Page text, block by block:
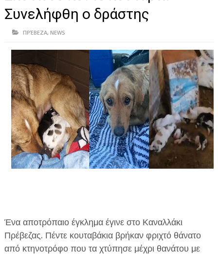
ΠΡΕΒΕΖΑ
ΘΕΣΠΡΩΤΙΑ
ΙΟΝΙΑ ΝΗΣΙΑ
ΚΑΙ ΕΛΛΑΔΑ
ΥΓΕΙΑ-ΟΜΟΡΦΙΑ
ΠΟΛΙΤΙΣΜΟΣ
ΔΙΕΘΝΗ
Συνελήφθη ο δράστης
ΠΡΈΒΕΖΑ, NEWS
Ένα αποτρόπαιο έγκλημα έγινε στο Καναλλάκι
Πρέβεζας. Πέντε κουταβάκια βρήκαν φριχτό θάνατο
από κτηνοτρόφο που τα χτύπησε μέχρι θανάτου με